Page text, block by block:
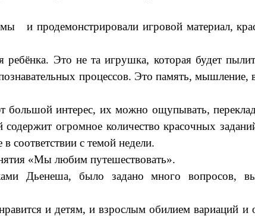
и продемонстрировали игровой материал,
ребёнка. Это не та игрушка, которая будет
процессов. Это память,
интерес, их можно ощупывать,
содержит огромное количество красочных
соответствии с темой недели.
«Мы любим путешествовать».
Дьенеша, было задано много вопросов,
и детям, и взрослым обилием вариаций